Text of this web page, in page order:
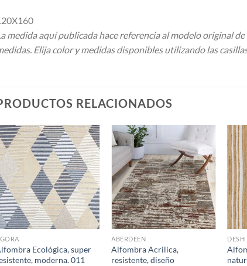
medida aquí publicada hace referencia al modelo original
Elija color y medidas disponibles utilizando las
RELACIONADOS
Ecológica, super
moderna. 011
ABERDEEN
Alfombra Acrilica,
resistente, diseño
DESH